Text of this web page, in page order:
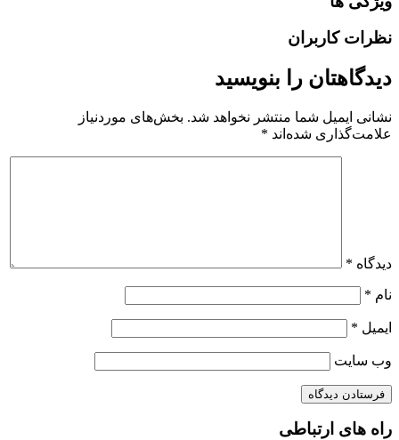
نظرات کاربران
دیدگاهتان را بنویسید
نشانی ایمیل شما منتشر نخواهد شد. بخش‌های موردنیاز
علامت‌گذاری شده‌اند *
دیدگاه *
نام *
ایمیل *
وب‌ سایت
راه های ارتباطی